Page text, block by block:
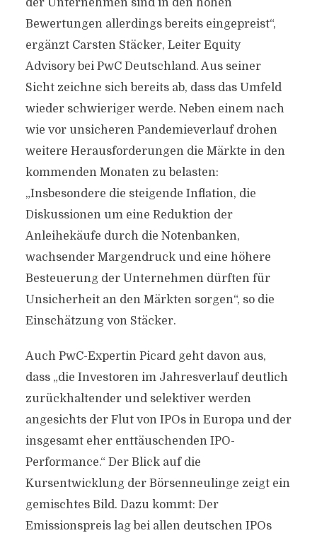
der Unternehmen sind in den hohen
Bewertungen allerdings bereits eingepreist“,
ergänzt Carsten Stäcker, Leiter Equity
Advisory bei PwC Deutschland. Aus seiner
Sicht zeichne sich bereits ab, dass das Umfeld
wieder schwieriger werde. Neben einem nach
wie vor unsicheren Pandemieverlauf drohen
weitere Herausforderungen die Märkte in den
kommenden Monaten zu belasten:
„Insbesondere die steigende Inflation, die
Diskussionen um eine Reduktion der
Anleihekäufe durch die Notenbanken,
wachsender Margendruck und eine höhere
Besteuerung der Unternehmen dürften für
Unsicherheit an den Märkten sorgen“, so die
Einschätzung von Stäcker.
Auch PwC-Expertin Picard geht davon aus,
dass „die Investoren im Jahresverlauf deutlich
zurückhaltender und selektiver werden
angesichts der Flut von IPOs in Europa und der
insgesamt eher enttäuschenden IPO-
Performance.“ Der Blick auf die
Kursentwicklung der Börsenneulinge zeigt ein
gemischtes Bild. Dazu kommt: Der
Emissionspreis lag bei allen deutschen IPOs